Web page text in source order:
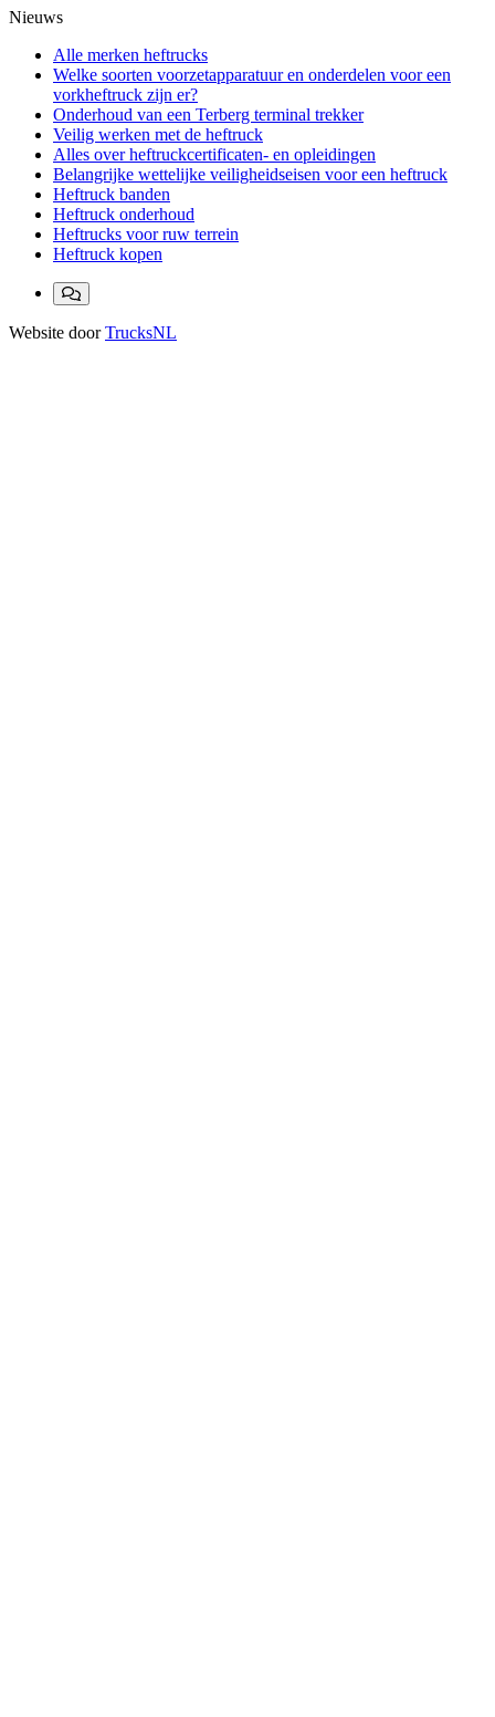
Nieuws
Alle merken heftrucks
Welke soorten voorzetapparatuur en onderdelen voor een
vorkheftruck zijn er?
Onderhoud van een Terberg terminal trekker
Veilig werken met de heftruck
Alles over heftruckcertificaten- en opleidingen
Belangrijke wettelijke veiligheidseisen voor een heftruck
Heftruck banden
Heftruck onderhoud
Heftrucks voor ruw terrein
Heftruck kopen
Website door TrucksNL